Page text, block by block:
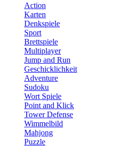
Action
Karten
Denkspiele
Sport
Brettspiele
Multiplayer
Jump and Run
Geschicklichkeit
Adventure
Sudoku
Wort Spiele
Point and Klick
Tower Defense
Wimmelbild
Mahjong
Puzzle